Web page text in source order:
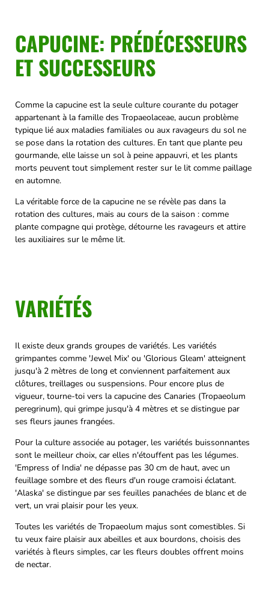
CAPUCINE: PRÉDÉCESSEURS
ET SUCCESSEURS
Comme la capucine est la seule culture courante du potager
appartenant à la famille des Tropaeolaceae, aucun problème
typique lié aux maladies familiales ou aux ravageurs du sol ne
se pose dans la rotation des cultures. En tant que plante peu
gourmande, elle laisse un sol à peine appauvri, et les plants
morts peuvent tout simplement rester sur le lit comme paillage
en automne.
La véritable force de la capucine ne se révèle pas dans la
rotation des cultures, mais au cours de la saison : comme
plante compagne qui protège, détourne les ravageurs et attire
les auxiliaires sur le même lit.
VARIÉTÉS
Il existe deux grands groupes de variétés. Les variétés
grimpantes comme 'Jewel Mix' ou 'Glorious Gleam' atteignent
jusqu'à 2 mètres de long et conviennent parfaitement aux
clôtures, treillages ou suspensions. Pour encore plus de
vigueur, tourne-toi vers la capucine des Canaries (Tropaeolum
peregrinum), qui grimpe jusqu'à 4 mètres et se distingue par
ses fleurs jaunes frangées.
Pour la culture associée au potager, les variétés buissonnantes
sont le meilleur choix, car elles n'étouffent pas les légumes.
'Empress of India' ne dépasse pas 30 cm de haut, avec un
feuillage sombre et des fleurs d'un rouge cramoisi éclatant.
'Alaska' se distingue par ses feuilles panachées de blanc et de
vert, un vrai plaisir pour les yeux.
Toutes les variétés de Tropaeolum majus sont comestibles. Si
tu veux faire plaisir aux abeilles et aux bourdons, choisis des
variétés à fleurs simples, car les fleurs doubles offrent moins
de nectar.